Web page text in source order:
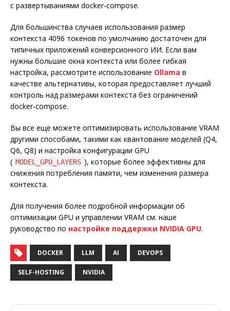
с развертываниями docker-compose.
Для большинства случаев использования размер
контекста 4096 токенов по умолчанию достаточен для
типичных приложений конверсионного ИИ. Если вам
нужны большие окна контекста или более гибкая
настройка, рассмотрите использование Ollama в
качестве альтернативы, которая предоставляет лучший
контроль над размерами контекста без ограничений
docker-compose.
Вы все еще можете оптимизировать использование VRAM
другими способами, такими как квантование моделей (Q4,
Q6, Q8) и настройка конфигурации GPU
( MODEL_GPU_LAYERS ), которые более эффективны для
снижения потребления памяти, чем изменения размера
контекста.
Для получения более подробной информации об
оптимизации GPU и управлении VRAM см. наше
руководство по настройке поддержки NVIDIA GPU.
DOCKER LLM AI DEVOPS
SELF-HOSTING NVIDIA